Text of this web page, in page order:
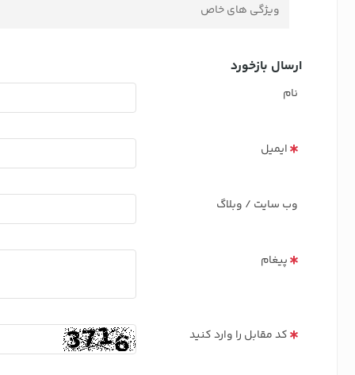
ویژگی های خاص
ارسال بازخورد
نام
ایمیل
وب سایت / وبلاگ
پیغام
کد مقابل را وارد کنید